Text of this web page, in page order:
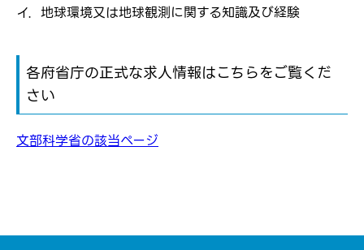
イ．地球環境又は地球観測に関する知識及び経験
各府省庁の正式な求人情報はこちらをご覧くだ
さい
文部科学省の該当ページ